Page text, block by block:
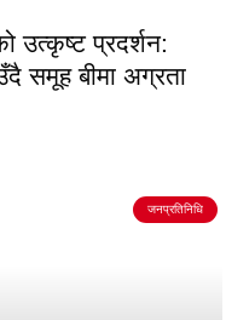
उत्कृष्ट प्रदर्शन:
समूह बीमा अग्रता
जनप्रतिनिधि